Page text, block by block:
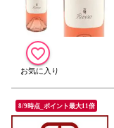
8/9時点_ポイント最大11倍